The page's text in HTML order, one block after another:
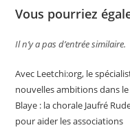
Vous pourriez
Il n’y a pas d’entrée similaire.
Avec Leetchi:org, le
nouvelles ambitions dans
Blaye : la chorale Jaufré
pour aider les associations